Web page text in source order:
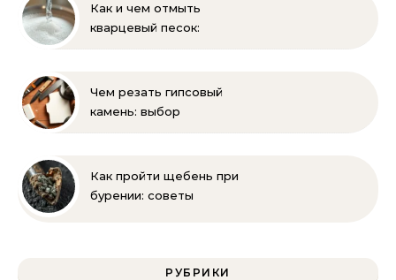
Как и чем отмыть
кварцевый песок:
Чем резать гипсовый
камень: выбор
Как пройти щебень при
бурении: советы
РУБРИКИ